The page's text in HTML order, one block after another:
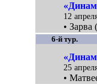
12
•
6-й тур.
25
•